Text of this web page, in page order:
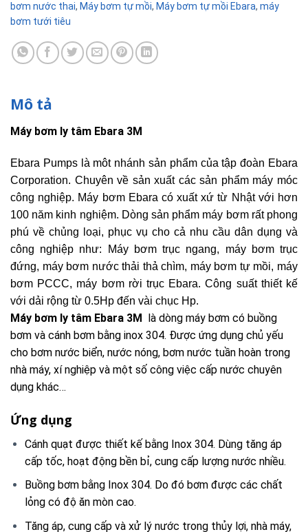
bơm nước thai, Máy bơm tự mồi, Máy bơm tự mồi Ebara, máy
bơm tưới tiêu
Mô tả
Máy bơm ly tâm Ebara 3M
Ebara Pumps là môt nhánh sản phẩm của tập đoàn Ebara
Corporation. Chuyên về sản xuất các sản phẩm máy móc
công nghiệp. Máy bơm Ebara có xuất xứ từ Nhật với hơn
100 năm kinh nghiệm. Dòng sản phẩm máy bơm rất phong
phú về chủng loại, phục vụ cho cả nhu cầu dân dụng và
công nghiệp như: Máy bơm trục ngang, máy bơm trục
đứng, máy bơm nước thải thả chìm, máy bơm tự mồi, máy
bơm PCCC, máy bơm rời trục Ebara. Công suất thiết kế
với dải rộng từ 0.5Hp đến vài chục Hp.
Máy bơm ly tâm Ebara 3M là dòng máy bơm có buồng
bơm và cánh bơm bằng inox 304. Được ứng dụng chủ yếu
cho bơm nước biển, nước nóng, bơm nước tuần hoàn trong
nhà máy, xí nghiệp và một số công việc cấp nước chuyên
dụng khác…
Ứng dụng
Cánh quạt được thiết kế bằng Inox 304. Dùng tăng áp
cấp tốc, hoạt động bền bỉ, cung cấp lượng nước nhiều.
Buồng bơm bằng Inox 304. Do đó bơm được các chất
lỏng có độ ăn mòn cao.
Tăng áp, cung cấp và xử lý nước trong thủy lợi, nhà máy,